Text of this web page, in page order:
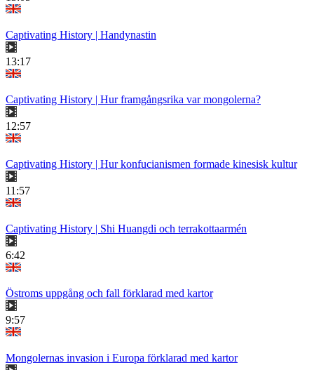
Captivating History | Handynastin
13:17
Captivating History | Hur framgångsrika var mongolerna?
12:57
Captivating History | Hur konfucianismen formade kinesisk kultur
11:57
Captivating History | Shi Huangdi och terrakottaarmén
6:42
Östroms uppgång och fall förklarad med kartor
9:57
Mongolernas invasion i Europa förklarad med kartor